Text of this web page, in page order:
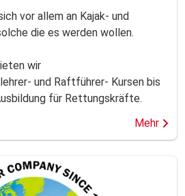
vor allem an Kajak- und
die es werden wollen.
wir
und Raftführer- Kursen bis
für Rettungskräfte.
Mehr